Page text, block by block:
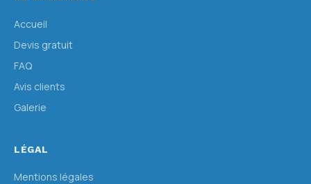
Accueil
Devis gratuit
FAQ
Avis clients
Galerie
LÉGAL
Mentions légales